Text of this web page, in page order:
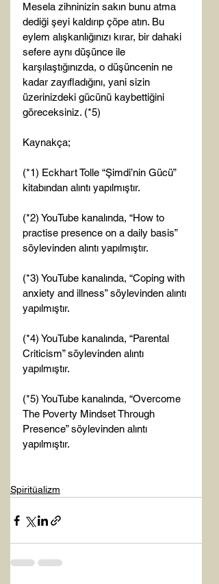
Mesela zihninizin sakın bunu atma
dediği şeyi kaldırıp çöpe atın. Bu
eylem alışkanlığınızı kırar, bir dahaki
sefere aynı düşünce ile
karşılaştığınızda, o düşüncenin ne
kadar zayıfladığını, yani sizin
üzerinizdeki gücünü kaybettiğini
göreceksiniz. (*5)
Kaynakça;
(*1) Eckhart Tolle “Şimdi’nin Gücü”
kitabından alıntı yapılmıştır.
(*2) YouTube kanalında, “How to
practise presence on a daily basis”
söylevinden alıntı yapılmıştır.
(*3) YouTube kanalında, “Coping with
anxiety and illness” söylevinden alıntı
yapılmıştır.
(*4) YouTube kanalında, “Parental
Criticism” söylevinden alıntı
yapılmıştır.
(*5) YouTube kanalında, “Overcome
The Poverty Mindset Through
Presence” söylevinden alıntı
yapılmıştır.
Spiritüalizm